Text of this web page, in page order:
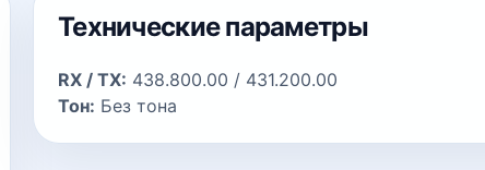
Технические параметры
RX / TX: 438.800.00 / 431.200.00
Тон: Без тона